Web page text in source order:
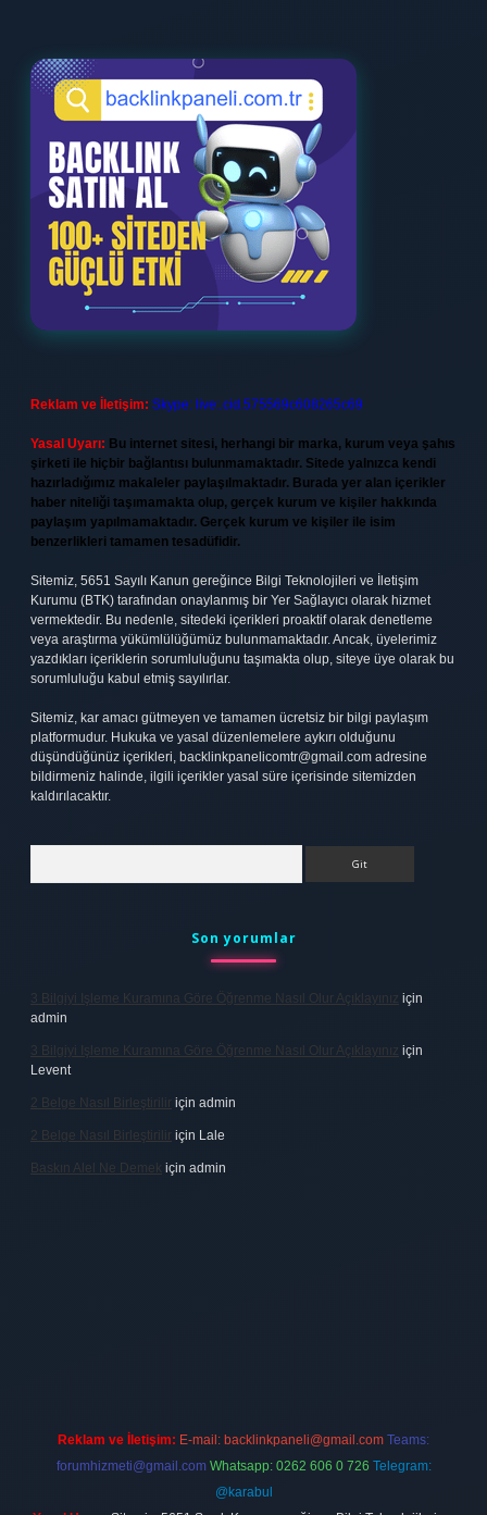
Reklam ve İletişim: Skype: live:.cid.575569c608265c69
Yasal Uyarı: Bu internet sitesi, herhangi bir marka, kurum veya şahıs
şirketi ile hiçbir bağlantısı bulunmamaktadır. Sitede yalnızca kendi
hazırladığımız makaleler paylaşılmaktadır. Burada yer alan içerikler
haber niteliği taşımamakta olup, gerçek kurum ve kişiler hakkında
paylaşım yapılmamaktadır. Gerçek kurum ve kişiler ile isim
benzerlikleri tamamen tesadüfidir.
Sitemiz, 5651 Sayılı Kanun gereğince Bilgi Teknolojileri ve İletişim
Kurumu (BTK) tarafından onaylanmış bir Yer Sağlayıcı olarak hizmet
vermektedir. Bu nedenle, sitedeki içerikleri proaktif olarak denetleme
veya araştırma yükümlülüğümüz bulunmamaktadır. Ancak, üyelerimiz
yazdıkları içeriklerin sorumluluğunu taşımakta olup, siteye üye olarak bu
sorumluluğu kabul etmiş sayılırlar.
Sitemiz, kar amacı gütmeyen ve tamamen ücretsiz bir bilgi paylaşım
platformudur. Hukuka ve yasal düzenlemelere aykırı olduğunu
düşündüğünüz içerikleri, backlinkpanelicomtr@gmail.com adresine
bildirmeniz halinde, ilgili içerikler yasal süre içerisinde sitemizden
kaldırılacaktır.
Son yorumlar
3 Bilgiyi Işleme Kuramına Göre Öğrenme Nasıl Olur Açıklayınız için
admin
3 Bilgiyi Işleme Kuramına Göre Öğrenme Nasıl Olur Açıklayınız için
Levent
2 Belge Nasıl Birleştirilir için admin
2 Belge Nasıl Birleştirilir için Lale
Baskın Alel Ne Demek için admin
Reklam ve İletişim: E-mail: backlinkpaneli@gmail.com Teams:
forumhizmeti@gmail.com Whatsapp: 0262 606 0 726 Telegram:
@karabul